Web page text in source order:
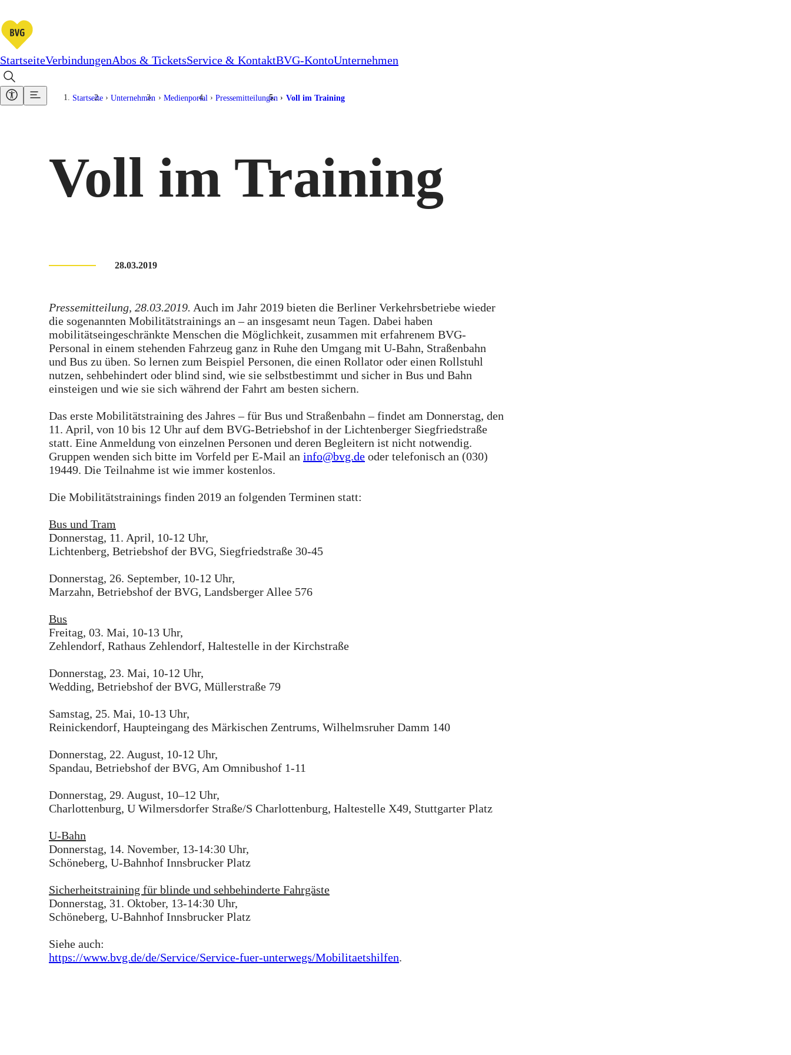
StartseiteVerbindungenAbos & TicketsService & KontaktBVG-KontoUnternehmen
Startseite Unternehmen Medienportal Pressemitteilungen Voll im Training
Voll im Training
28.03.2019
Pressemitteilung, 28.03.2019. Auch im Jahr 2019 bieten die Berliner Verkehrsbetriebe wieder
die sogenannten Mobilitätstrainings an – an insgesamt neun Tagen. Dabei haben
mobilitätseingeschränkte Menschen die Möglichkeit, zusammen mit erfahrenem BVG-
Personal in einem stehenden Fahrzeug ganz in Ruhe den Umgang mit U-Bahn, Straßenbahn
und Bus zu üben. So lernen zum Beispiel Personen, die einen Rollator oder einen Rollstuhl
nutzen, sehbehindert oder blind sind, wie sie selbstbestimmt und sicher in Bus und Bahn
einsteigen und wie sie sich während der Fahrt am besten sichern.
Das erste Mobilitätstraining des Jahres – für Bus und Straßenbahn – findet am Donnerstag, den
11. April, von 10 bis 12 Uhr auf dem BVG-Betriebshof in der Lichtenberger Siegfriedstraße
statt. Eine Anmeldung von einzelnen Personen und deren Begleitern ist nicht notwendig.
Gruppen wenden sich bitte im Vorfeld per E-Mail an info@bvg.de oder telefonisch an (030)
19449. Die Teilnahme ist wie immer kostenlos.
Die Mobilitätstrainings finden 2019 an folgenden Terminen statt:
Bus und Tram
Donnerstag, 11. April, 10-12 Uhr,
Lichtenberg, Betriebshof der BVG, Siegfriedstraße 30-45
Donnerstag, 26. September, 10-12 Uhr,
Marzahn, Betriebshof der BVG, Landsberger Allee 576
Bus
Freitag, 03. Mai, 10-13 Uhr,
Zehlendorf, Rathaus Zehlendorf, Haltestelle in der Kirchstraße
Donnerstag, 23. Mai, 10-12 Uhr,
Wedding, Betriebshof der BVG, Müllerstraße 79
Samstag, 25. Mai, 10-13 Uhr,
Reinickendorf, Haupteingang des Märkischen Zentrums, Wilhelmsruher Damm 140
Donnerstag, 22. August, 10-12 Uhr,
Spandau, Betriebshof der BVG, Am Omnibushof 1-11
Donnerstag, 29. August, 10–12 Uhr,
Charlottenburg, U Wilmersdorfer Straße/S Charlottenburg, Haltestelle X49, Stuttgarter Platz
U-Bahn
Donnerstag, 14. November, 13-14:30 Uhr,
Schöneberg, U-Bahnhof Innsbrucker Platz
Sicherheitstraining für blinde und sehbehinderte Fahrgäste
Donnerstag, 31. Oktober, 13-14:30 Uhr,
Schöneberg, U-Bahnhof Innsbrucker Platz
Siehe auch:
https://www.bvg.de/de/Service/Service-fuer-unterwegs/Mobilitaetshilfen.